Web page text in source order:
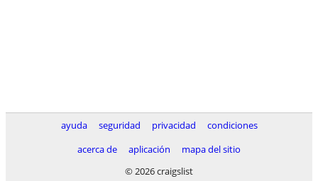
ayuda seguridad privacidad
condiciones
acerca de
aplicación
mapa del sitio
© 2026 craigslist